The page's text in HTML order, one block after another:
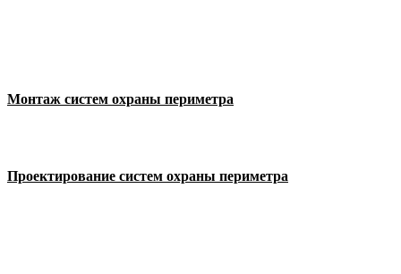
Монтаж систем охраны периметра
Проектирование систем охраны периметра